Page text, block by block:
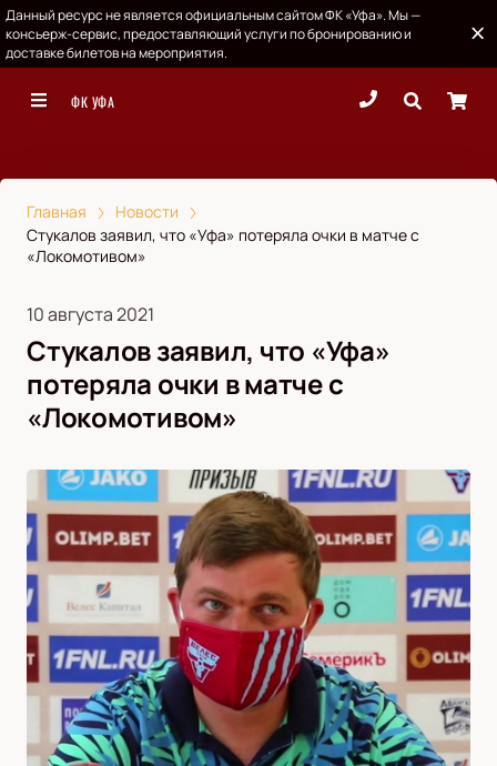
Данный ресурс не является официальным сайтом ФК «Уфа». Мы —
консьерж-сервис, предоставляющий услуги по бронированию и
доставке билетов на мероприятия.
ФК УФА
Главная
Новости
Стукалов заявил, что «Уфа» потеряла очки в матче с
«Локомотивом»
10 августа 2021
Стукалов заявил, что «Уфа»
потеряла очки в матче с
«Локомотивом»